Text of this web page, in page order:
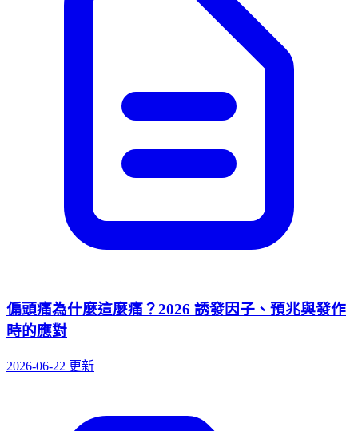
偏頭痛為什麼這麼痛？2026 誘發因子、預兆與發作
時的應對
2026-06-22 更新